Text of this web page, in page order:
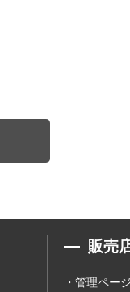
販売
管理ペー